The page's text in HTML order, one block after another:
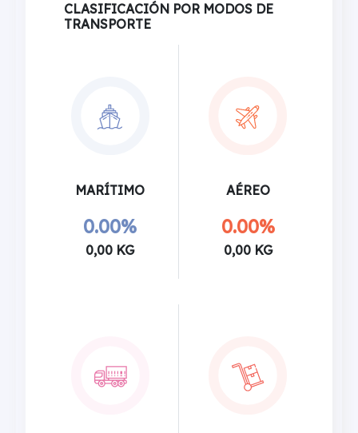
CLASIFICACIÓN POR MODOS DE
TRANSPORTE
MARÍTIMO
0.00%
0,00 KG
AÉREO
0.00%
0,00 KG